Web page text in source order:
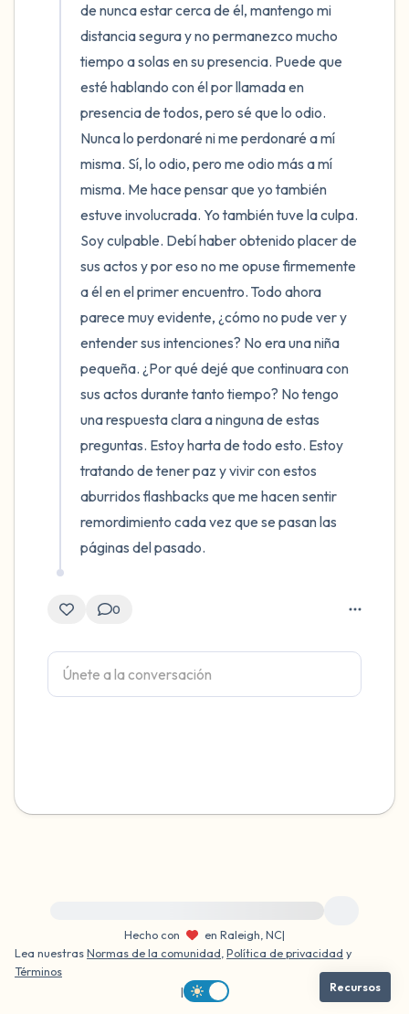
de nunca estar cerca de él, mantengo mi
distancia segura y no permanezco mucho
tiempo a solas en su presencia. Puede que
esté hablando con él por llamada en
presencia de todos, pero sé que lo odio.
Nunca lo perdonaré ni me perdonaré a mí
misma. Sí, lo odio, pero me odio más a mí
misma. Me hace pensar que yo también
estuve involucrada. Yo también tuve la culpa.
Soy culpable. Debí haber obtenido placer de
sus actos y por eso no me opuse firmemente
a él en el primer encuentro. Todo ahora
parece muy evidente, ¿cómo no pude ver y
entender sus intenciones? No era una niña
pequeña. ¿Por qué dejé que continuara con
sus actos durante tanto tiempo? No tengo
una respuesta clara a ninguna de estas
preguntas. Estoy harta de todo esto. Estoy
tratando de tener paz y vivir con estos
aburridos flashbacks que me hacen sentir
remordimiento cada vez que se pasan las
páginas del pasado.
0
Para obtener ayuda inmediata, visite {{resource}}
Hecho con
en Raleigh, NC|
Lea nuestrasNormas de la comunidad Política de privacidad y
Términos
|
Recursos